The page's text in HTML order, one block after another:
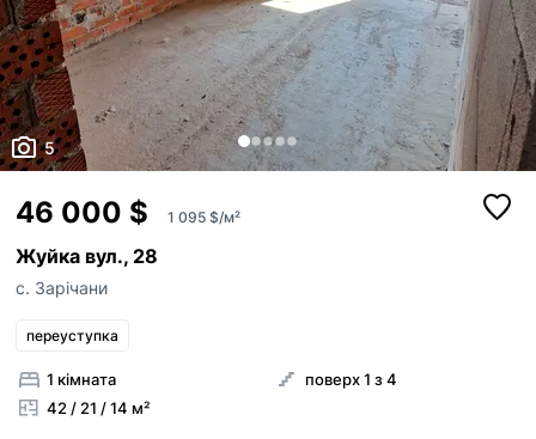
5
46 000 $ 1 095 $/м²
Жуйка вул., 28
с. Зарічани
переуступка
1 кімната
42 / 21 / 14 м²
поверх 1 з 4